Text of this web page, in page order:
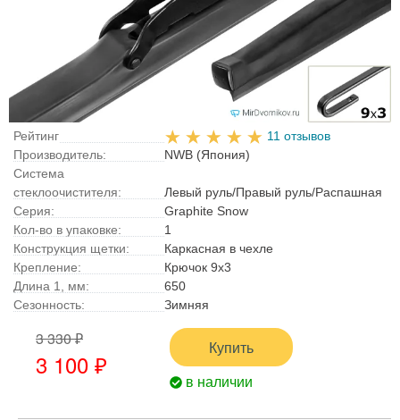
Рейтинг
11 отзывов
Производитель:
NWB (Япония)
Система
стеклоочистителя:
Левый руль/Правый руль/Распашная
Серия:
Graphite Snow
Кол-во в упаковке:
1
Конструкция щетки:
Каркасная в чехле
Крепление:
Крючок 9x3
Длина 1, мм:
650
Сезонность:
Зимняя
3 330 ₽
3 100 ₽
Купить
в наличии